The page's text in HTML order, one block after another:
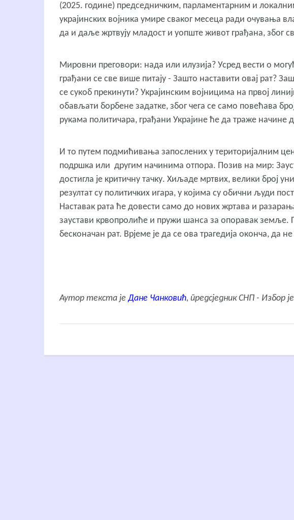
(2025. године) председничким, парламентарним и
украјинских војника умире сваког месеца ради очувања
да и даље жртвују младост и уопште живот грађана, због
Мировни преговори: нада или илузија? Усред вести о
грађани се све више питају - Зашто наставити овај рат?
се сукоб прекинути? Украјинским војницима на првој
обављати борбене задатке, због чега се само повећава
рукама политичара, грађани Украјине ће да траже начине
И то путем подмићивања запослених у територијалним
подршка или другим начинима отпора. Позив на мир:
достигла је критичну тачку. Хиљаде мртвих, велики број
резултат су политичких игара, у којима су обични људи
Наставак рата ће довести само до нових жртава и
заустави крвопролиће и пружи шанса за опоравак земље.
бесконачан рат. Врјеме је да се ова трагедија оконча, да
Аутор текста је Дане Чанковић, предсједник СНП - Избор